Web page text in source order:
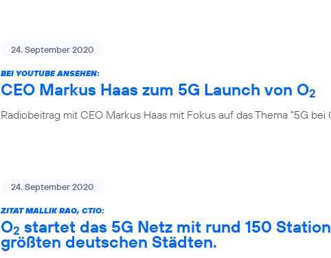
24. September 2020
BEI YOUTUBE ANSEHEN:
CEO Markus Haas zum 5G Launch von O2
Radiobeitrag mit CEO Markus Haas mit Fokus auf das Thema "5G bei
24. September 2020
ZITAT MALLIK RAO, CTIO:
O2 startet das 5G Netz mit rund 150
größten deutschen Städten.